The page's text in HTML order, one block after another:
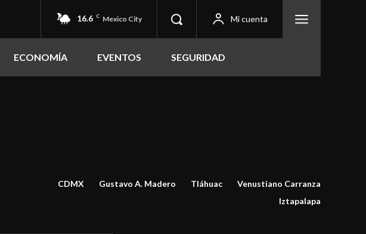
16.6 C Mexico City Mi cuenta
ECONOMÍA EVENTOS SEGURIDAD
CDMX Gustavo A. Madero Tláhuac
Venustiano Carranza
Iztapalapa